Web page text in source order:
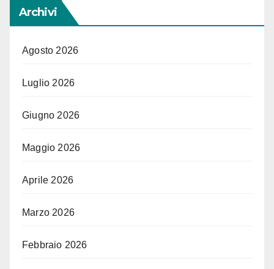
Archivi
Agosto 2026
Luglio 2026
Giugno 2026
Maggio 2026
Aprile 2026
Marzo 2026
Febbraio 2026